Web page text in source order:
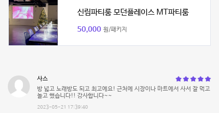
신림파티룸 모던플레이스 MT파티룸
50,000 원/패키지
사스
방 넓고 노래방도 되고 최고에요! 근처에 시장이나 마트에서 사서 잘 먹고
놀고 했습니다!! 감사합니다~~
2023-05-21 17:39:40